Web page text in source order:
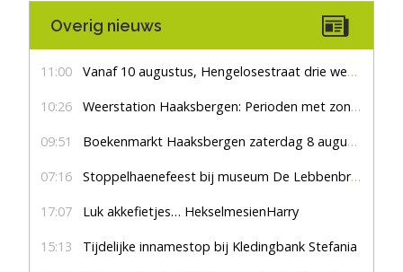
Overig nieuws
11:00 Vanaf 10 augustus, Hengelosestraat drie weken dicht voor doorgaand verkeer
10:26 Weerstation Haaksbergen: Perioden met zon en droog
09:51 Boekenmarkt Haaksbergen zaterdag 8 augustus, marktplein Haaksbergen
07:16 Stoppelhaenefeest bij museum De Lebbenbrugge
17:07 Luk akkefietjes… HekselmesienHarry
15:13 Tijdelijke innamestop bij Kledingbank Stefania